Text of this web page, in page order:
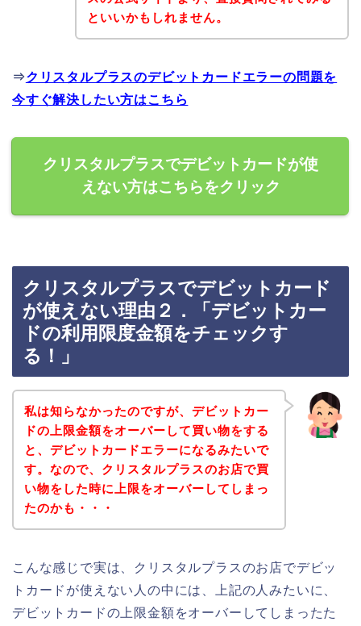
といいかもしれません。
⇒クリスタルプラスのデビットカードエラーの問題を
今すぐ解決したい方はこちら
クリスタルプラスでデビットカードが使
えない方はこちらをクリック
クリスタルプラスでデビットカード
が使えない理由２．「デビットカー
ドの利用限度金額をチェックす
る！」
私は知らなかったのですが、デビットカー
ドの上限金額をオーバーして買い物をする
と、デビットカードエラーになるみたいで
す。なので、クリスタルプラスのお店で買
い物をした時に上限をオーバーしてしまっ
たのかも・・・
こんな感じで実は、クリスタルプラスのお店でデビッ
トカードが使えない人の中には、上記の人みたいに、
デビットカードの上限金額をオーバーしてしまったた